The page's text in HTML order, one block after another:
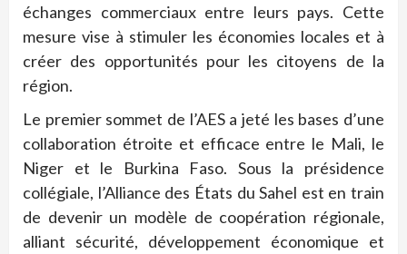
échanges commerciaux entre leurs pays. Cette
mesure vise à stimuler les économies locales et à
créer des opportunités pour les citoyens de la
région.
Le premier sommet de l’AES a jeté les bases d’une
collaboration étroite et efficace entre le Mali, le
Niger et le Burkina Faso. Sous la présidence
collégiale, l’Alliance des États du Sahel est en train
de devenir un modèle de coopération régionale,
alliant sécurité, développement économique et